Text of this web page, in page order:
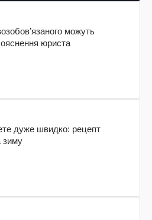
можуть
юриста
дуже швидко: рецепт
зиму